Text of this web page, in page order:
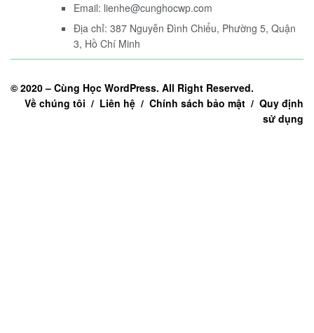
Email: lienhe@cunghocwp.com
Địa chỉ: 387 Nguyễn Đình Chiểu, Phường 5, Quận
3, Hồ Chí Minh
© 2020 – Cùng Học WordPress. All Right Reserved.
Về chúng tôi / Liên hệ / Chính sách bảo mật / Quy định
sử dụng